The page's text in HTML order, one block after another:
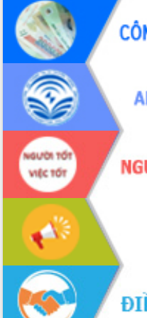
hiện nhiệm vụ quản lý tài sản công
hàng tuần
Tháo gỡ những vướng mắc, đẩy mạnh
công tác cải cách thủ tục hành chính
tại Trung tâm Phục vụ hành chính
công tỉnh
Đắk Lắk: Tôn vinh 46 giải pháp tại Hội
thi Sáng tạo Kỹ thuật 2024 - 2025
Đắk Lắk rà soát, điều chỉnh Đề án 190
về phát triển nuôi trồng thủy sản
Phó Chủ tịch UBND tỉnh Đắk Lắk
Trương Công Thái kiểm tra thực địa
Dự án cao tốc Khánh Hòa - Buôn Ma
Thuột
Định vị cà phê Việt Nam như một “di
sản sống” trong dòng chảy toàn cầu
Xây dựng nông thôn mới: Nâng cao đời
sống người dân từ những mô hình thiết
thực
Quyết liệt tháo gỡ vướng mắc, đẩy